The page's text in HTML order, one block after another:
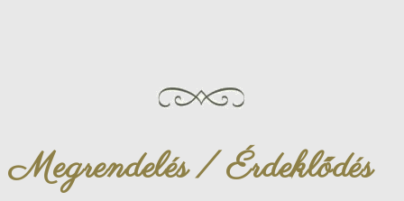
Megrendelés / Érdeklődés